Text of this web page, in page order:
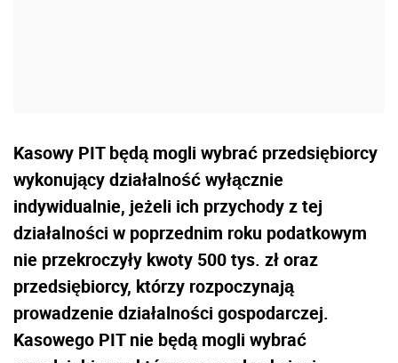
Kasowy PIT będą mogli wybrać przedsiębiorcy
wykonujący działalność wyłącznie
indywidualnie, jeżeli ich przychody z tej
działalności w poprzednim roku podatkowym
nie przekroczyły kwoty 500 tys. zł oraz
przedsiębiorcy, którzy rozpoczynają
prowadzenie działalności gospodarczej.
Kasowego PIT nie będą mogli wybrać